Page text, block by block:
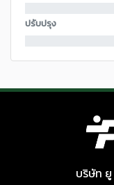
ปรับปรุง
บริษัท